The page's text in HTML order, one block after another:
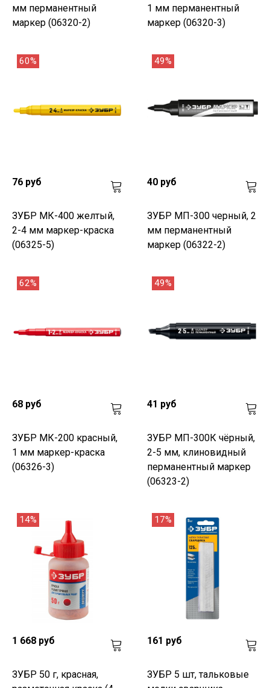
мм перманентный
маркер (06320-2)
1 мм перманентный
маркер (06320-3)
60%
76 руб
ЗУБР МК-400 желтый,
2-4 мм маркер-краска
(06325-5)
49%
40 руб
ЗУБР МП-300 черный, 2
мм перманентный
маркер (06322-2)
62%
68 руб
ЗУБР МК-200 красный,
1 мм маркер-краска
(06326-3)
49%
41 руб
ЗУБР МП-300К чёрный,
2-5 мм, клиновидный
перманентный маркер
(06323-2)
14%
1 668 руб
ЗУБР 50 г, красная,
17%
161 руб
ЗУБР 5 шт, тальковые